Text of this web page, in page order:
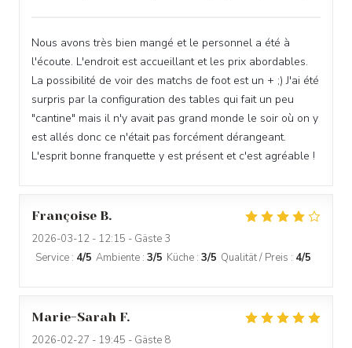
Nous avons très bien mangé et le personnel a été à
l'écoute. L'endroit est accueillant et les prix abordables.
La possibilité de voir des matchs de foot est un + ;) J'ai été
surpris par la configuration des tables qui fait un peu
"cantine" mais il n'y avait pas grand monde le soir où on y
est allés donc ce n'était pas forcément dérangeant.
L'esprit bonne franquette y est présent et c'est agréable !
Françoise B
2026-03-12 - 12:15 - Gäste 3
Service : 4/5 Ambiente : 3/5 Küche : 3/5 Qualität / Preis : 4/5
Marie-Sarah F
2026-02-27 - 19:45 - Gäste 8